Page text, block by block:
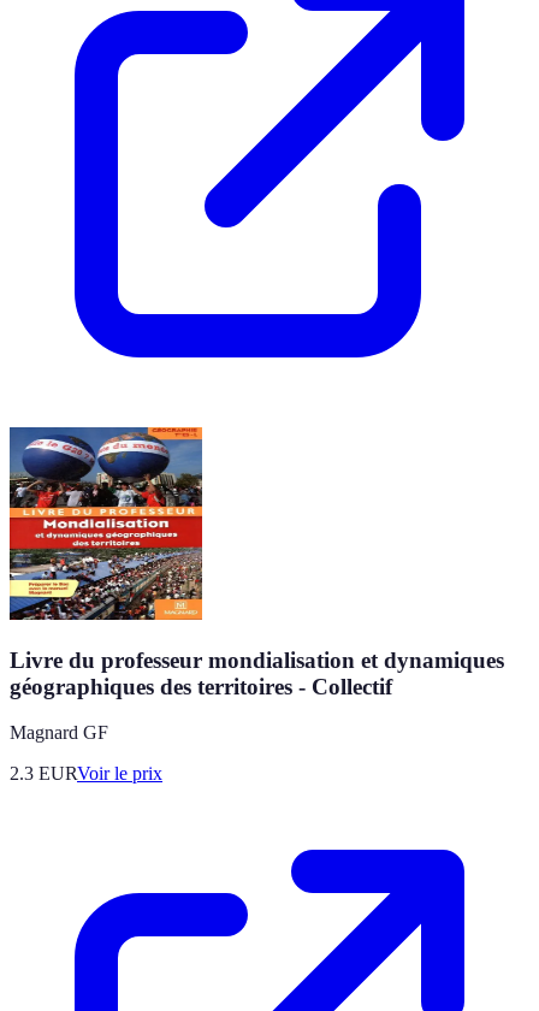
Livre du professeur mondialisation et dynamiques
géographiques des territoires - Collectif
Magnard GF
2.3 EURVoir le prix